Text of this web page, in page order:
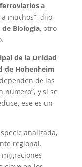
a
muchos”, dijo
Biología, otro
de la Unidad
de Hohenheim
de las
número”, y si se
ese es un
analizada,
regional.
migraciones